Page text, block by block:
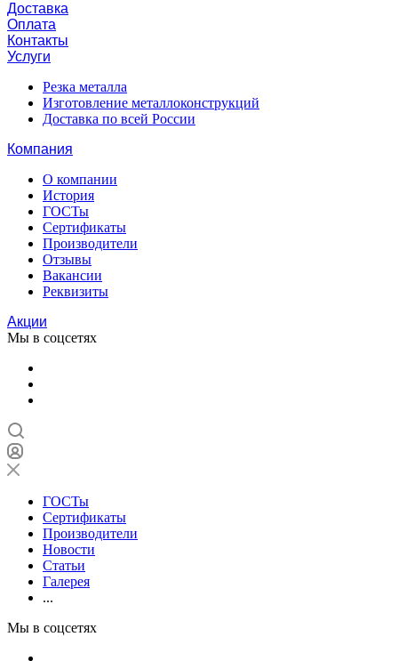
Доставка
Оплата
Контакты
Услуги
Резка металла
Изготовление металлоконструкций
Доставка по всей России
Компания
О компании
История
ГОСТы
Сертификаты
Производители
Отзывы
Вакансии
Реквизиты
Акции
Мы в соцсетях
ГОСТы
Сертификаты
Производители
Новости
Статьи
Галерея
...
Мы в соцсетях